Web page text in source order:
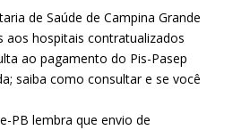
de Saúde de Campina Grande
aos hospitais contratualizados
ao pagamento do Pis-Pasep
saiba como consultar e se você
PB lembra que envio de